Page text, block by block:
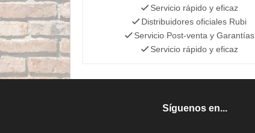
Servicio rápido y eficaz
Distribuidores oficiales Rubi
Servicio Post-venta y Garantías
Servicio rápido y eficaz
Síguenos en...